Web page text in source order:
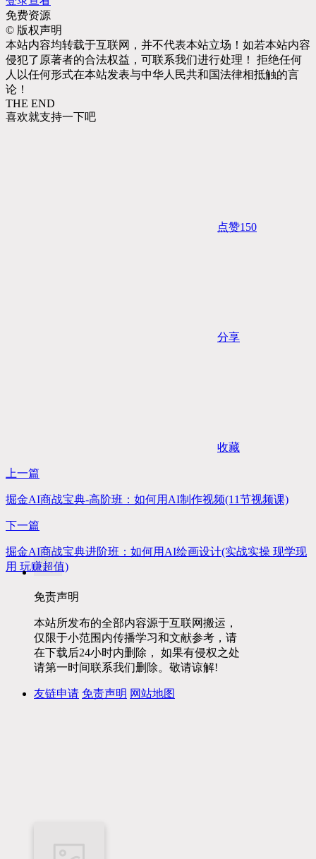
免费资源
© 版权声明
本站内容均转载于互联网，并不代表本站立场！如若本站内容
侵犯了原著者的合法权益，可联系我们进行处理！ 拒绝任何
人以任何形式在本站发表与中华人民共和国法律相抵触的言
论！
THE END
喜欢就支持一下吧
点赞150
分享
收藏
上一篇
掘金AI商战宝典-高阶班：如何用AI制作视频(11节视频课)
下一篇
掘金AI商战宝典进阶班：如何用AI绘画设计(实战实操 现学现
用 玩赚超值)
免责声明
本站所发布的全部内容源于互联网搬运，
仅限于小范围内传播学习和文献参考，请
在下载后24小时内删除， 如果有侵权之处
请第一时间联系我们删除。敬请谅解!
友链申请 免责声明 网站地图